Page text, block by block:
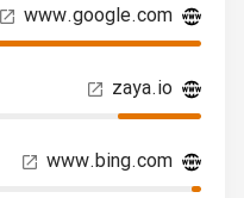
www.google.com
zaya.io
www.bing.com